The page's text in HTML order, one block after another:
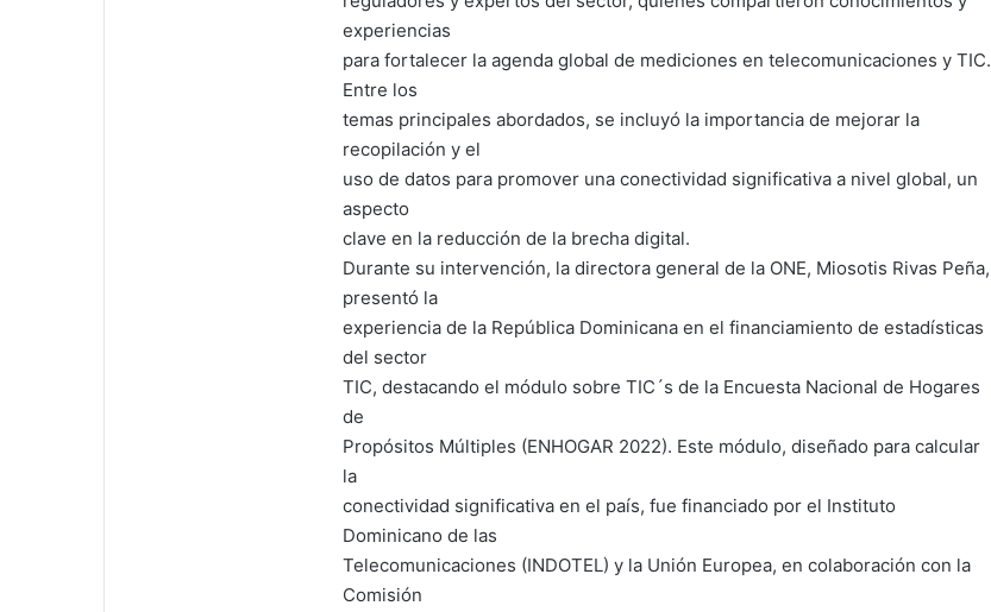
experiencias
para fortalecer la agenda global de mediciones en telecomunicaciones y TIC.
Entre los
temas principales abordados, se incluyó la importancia de mejorar la
recopilación y el
uso de datos para promover una conectividad significativa a nivel global, un
aspecto
clave en la reducción de la brecha digital.
Durante su intervención, la directora general de la ONE, Miosotis Rivas Peña,
presentó la
experiencia de la República Dominicana en el financiamiento de estadísticas
del sector
TIC, destacando el módulo sobre TIC´s de la Encuesta Nacional de Hogares
de
Propósitos Múltiples (ENHOGAR 2022). Este módulo, diseñado para calcular
la
conectividad significativa en el país, fue financiado por el Instituto
Dominicano de las
Telecomunicaciones (INDOTEL) y la Unión Europea, en colaboración con la
Comisión